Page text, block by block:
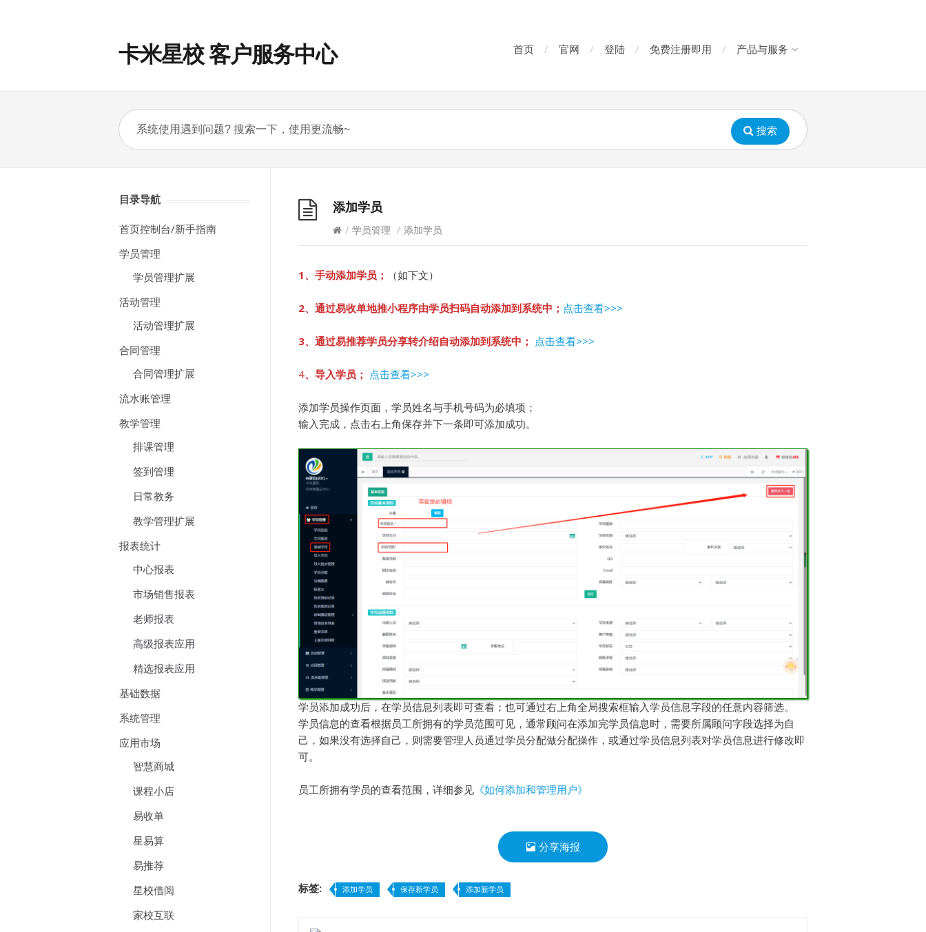
卡米星校 客户服务中心 首页 官网 登陆 免费注册即用 产品与服务
搜索
目录导航
首页控制台/新手指南
学员管理
学员管理扩展
活动管理
活动管理扩展
合同管理
合同管理扩展
流水账管理
教学管理
排课管理
签到管理
日常教务
教学管理扩展
报表统计
中心报表
市场销售报表
老师报表
高级报表应用
精选报表应用
基础数据
系统管理
应用市场
智慧商城
课程小店
易收单
星易算
易推荐
星校借阅
家校互联
添加学员
/ 学员管理 / 添加学员
1、手动添加学员； （如下文）
2、通过易收单地推小程序由学员扫码自动添加到系统中； 点击查看>>>
3、通过易推荐学员分享转介绍自动添加到系统中； 点击查看>>>
4、导入学员； 点击查看>>>
添加学员操作页面，学员姓名与手机号码为必填项；
输入完成，点击右上角保存并下一条即可添加成功。
学员添加成功后，在学员信息列表即可查看；也可通过右上角全局搜索框输入学员信息字段的任意内容筛选。
学员信息的查看根据员工所拥有的学员范围可见，通常顾问在添加完学员信息时，需要所属顾问字段选择为自
己，如果没有选择自己，则需要管理人员通过学员分配做分配操作，或通过学员信息列表对学员信息进行修改即
可。
员工所拥有学员的查看范围，详细参见 《如何添加和管理用户》
分享海报
标签: 添加学员 保存新学员 添加新学员